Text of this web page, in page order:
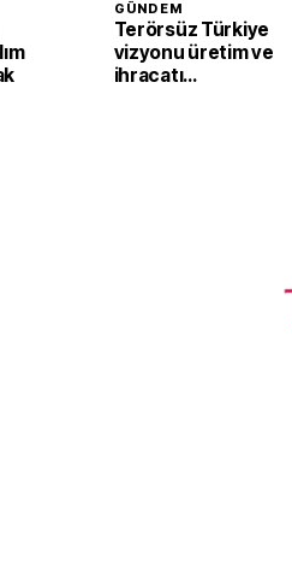
GÜNDEM
Terörsüz Türkiye
vizyonu üretim ve
ihracatı